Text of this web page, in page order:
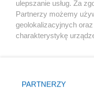
X
ulepszanie usług. Za
Partnerzy możemy
geolokalizacyjnych
charakterystykę
zmienić/wycofać
PARTNERZY